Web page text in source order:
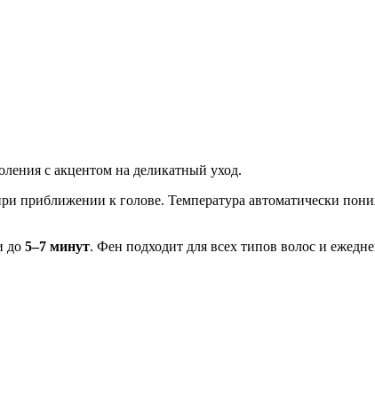
с акцентом на деликатный уход.
приближении к голове. Температура автоматически
до 5–7 минут. Фен подходит для всех типов волос и